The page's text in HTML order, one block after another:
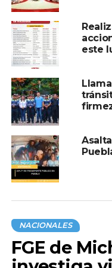
pagos en efectivo de
amenaza de
multa puede ascender
“Nos
les
aquí,
juez y
es
Ya lo
otros
este
NACIONALES
FGE de